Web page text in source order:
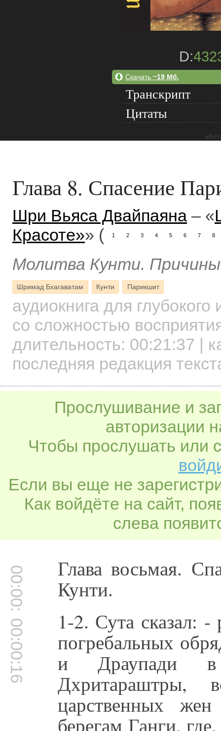
D:
Скачать ~19 Мб.
Транскрипт
Цитаты
Глава 8. Спасение
Шри Вьяса Двайпаяна – «
Красоте»» ( 1 2 3 4 5 6 7 8
Молитва Кунти.
Шримад Бхагаватам Кунти Парикшит
аудиокнига для
со сложностью
длительность: 00:21:37 |
последняя редакция
Прослушивание и
авторизации
Чтобы прослушать или
Если вы еще не
Как войдёте на сайт,
слева
00:00:16 Глава восьмая.
Кунти.
00:00:16 1-2. Сута сказал:
погребальных
и Драупади в
царственных
берегам Ганги,